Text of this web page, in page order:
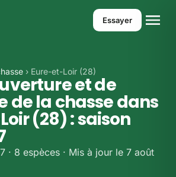
Essayer
› Eure-et-Loir (28)
et de
de la chasse dans
(28) : saison
· 8 espèces · Mis à jour le 7 août